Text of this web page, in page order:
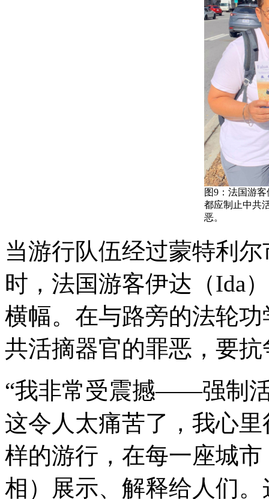
图9：法国游
都应制止中共
恶。
当游行队伍经过蒙特利
时，法国游客伊达（Ida
横幅。在与路旁的法轮
共活摘器官的罪恶，要
“我非常受震撼——强制
这令人太痛苦了，我心
样的游行，在每一座城
相）展示、解释给人们